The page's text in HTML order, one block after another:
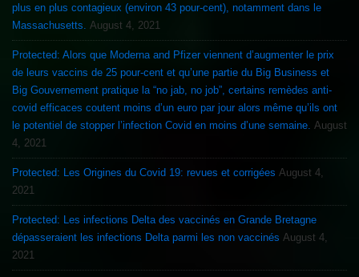
plus en plus contagieux (environ 43 pour-cent), notamment dans le
Massachusetts.
August 4, 2021
Protected: Alors que Moderna and Pfizer viennent d’augmenter le prix
de leurs vaccins de 25 pour-cent et qu’une partie du Big Business et
Big Gouvernement pratique la “no jab, no job”, certains remèdes anti-
covid efficaces coutent moins d’un euro par jour alors même qu’ils ont
le potentiel de stopper l’infection Covid en moins d’une semaine. August
4, 2021
Protected: Les Origines du Covid 19: revues et corrigées August 4,
2021
Protected: Les infections Delta des vaccinés en Grande Bretagne
dépasseraient les infections Delta parmi les non vaccinés August 4,
2021